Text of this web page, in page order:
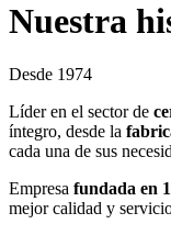
Nuestra
Desde 1974
Líder en el sector de
íntegro, desde la
cada una de sus
Empresa fundada en
mejor calidad y